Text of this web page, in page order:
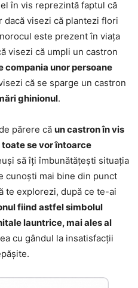
în vis reprezintă faptul că
dacă visezi că plantezi flori
este prezent în viața
visezi că umpli un castron
compania unor persoane
că se sparge un castron
ghinionul.
părere că un castron în vis
se vor întoarce
să îți îmbunătățești situația
cunoști mai bine din punct
te explorezi, după ce te-ai
fiind astfel simbolul
launtrice, mai ales al
cu gândul la insatisfacții